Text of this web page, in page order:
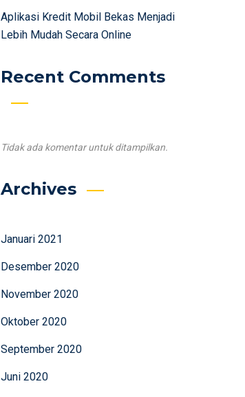
Aplikasi Kredit Mobil Bekas Menjadi
Lebih Mudah Secara Online
Recent Comments
Tidak ada komentar untuk ditampilkan.
Archives
Januari 2021
Desember 2020
November 2020
Oktober 2020
September 2020
Juni 2020